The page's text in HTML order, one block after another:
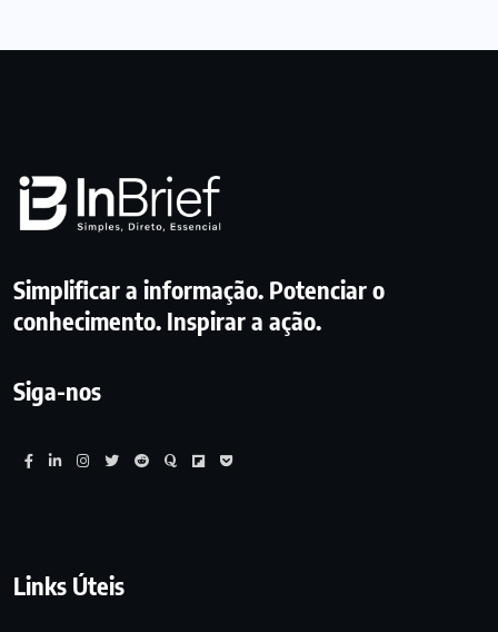
Simplificar a informação. Potenciar o
conhecimento. Inspirar a ação.
Siga-nos
Links Úteis